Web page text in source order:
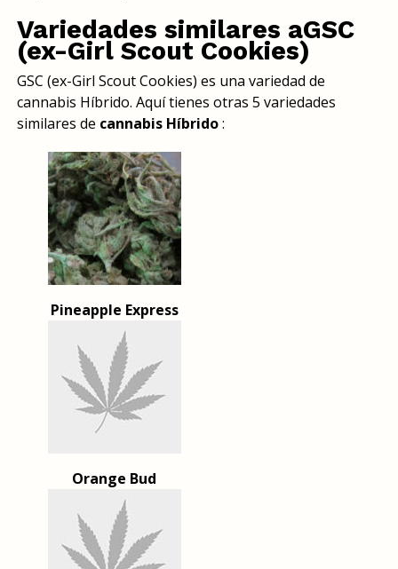
Variedades similares aGSC
(ex-Girl Scout Cookies)
GSC (ex-Girl Scout Cookies) es una variedad de
cannabis Híbrido. Aquí tienes otras 5 variedades
similares de cannabis Híbrido:
Pineapple Express
Orange Bud